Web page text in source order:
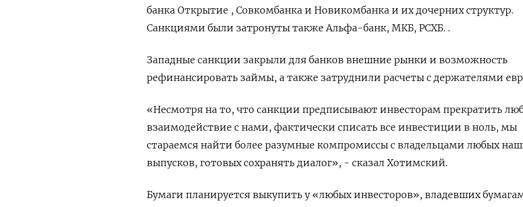
банка Открытие , Совкомбанка и Новикомбанка и их дочерних структур.
Санкциями были затронуты также Альфа-банк, МКБ, РСХБ. .
Западные санкции закрыли для банков внешние рынки и возможность
рефинансировать займы, а также затруднили расчеты с держателями
«Несмотря на то, что санкции предписывают инвесторам прекратить
взаимодействие с нами, фактически списать все инвестиции в ноль, мы
стараемся найти более разумные компромиссы с владельцами любых
выпусков, готовых сохранять диалог», - сказал Хотимский.
Бумаги планируется выкупить у «любых инвесторов», владевших